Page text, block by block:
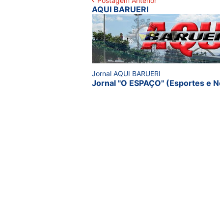
AQUI BARUERI
Jornal AQUI BARUERI
Jornal "O ESPAÇO" (Esportes e